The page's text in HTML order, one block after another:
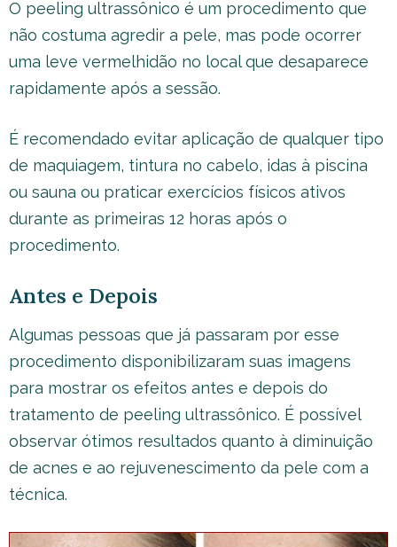
O peeling ultrassônico é um procedimento que
não costuma agredir a pele, mas pode ocorrer
uma leve vermelhidão no local que desaparece
rapidamente após a sessão.
É recomendado evitar aplicação de qualquer tipo
de maquiagem, tintura no cabelo, idas à piscina
ou sauna ou praticar exercícios físicos ativos
durante as primeiras 12 horas após o
procedimento.
Antes e Depois
Algumas pessoas que já passaram por esse
procedimento disponibilizaram suas imagens
para mostrar os efeitos antes e depois do
tratamento de peeling ultrassônico. É possível
observar ótimos resultados quanto à diminuição
de acnes e ao rejuvenescimento da pele com a
técnica.